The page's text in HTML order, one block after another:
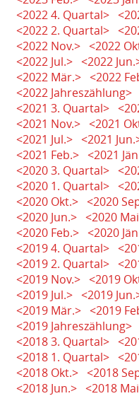
<2022 4. Quartal>
<2022 2. Quartal>
<2022 Nov.> <2022
<2022 Jul.> <2022
<2022 Mär.> <2022
<2022 Jahreszählung>
<2021 3. Quartal>
<2021 Nov.> <2021
<2021 Jul.> <2021
<2021 Feb.> <2021
<2020 3. Quartal>
<2020 1. Quartal>
<2020 Okt.> <2020
<2020 Jun.> <2020
<2020 Feb.> <2020
<2019 4. Quartal>
<2019 2. Quartal>
<2019 Nov.> <2019
<2019 Jul.> <2019
<2019 Mär.> <2019
<2019 Jahreszählung>
<2018 3. Quartal>
<2018 1. Quartal>
<2018 Okt.> <2018
<2018 Jun.> <2018